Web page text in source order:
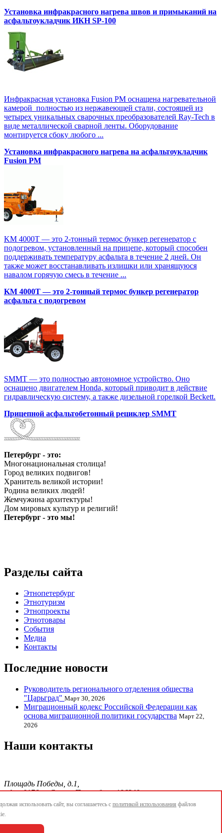
Установка инфракрасного нагрева швов и примыканий на
асфальтоукладчик ИКН SP-100
Инфракрасная установка Fusion PM оснащена нагревательной
камерой полностью из нержавеющей стали, состоящей из
четырех уникальных сварочных преобразователей Ray-Tech в
виде металлической сварной ленты. Оборудование
монтируется сбоку любого ...
Установка инфракрасного нагрева на асфальтоукладчик
Fusion PM
KM 4000T — это 2-тонный термос бункер регенератор с
подогревом, установленный на прицепе, который способен
поддерживать температуру асфальта в течение 2 дней. Он
также может восстанавливать излишки или хранящуюся
навалом горячую смесь в течение ...
KM 4000T — это 2-тонный термос бункер регенератор
асфальта с подогревом
SMMT — это полностью автономное устройство. Оно
оснащено двигателем Honda, который приводит в действие
гидравлическую систему, а также дизельной горелкой Beckett.
Прицепной асфальтобетонный рециклер SMMT
Петербург - это:
Многонациональная столица!
Город великих подвигов!
Хранитель великой истории!
Родина великих людей!
Жемчужина архитектуры!
Дом мировых культур и религий!
Петербург - это мы!
Разделы сайта
Этнопетербург
Этнотуризм
Этнопроекты
Этнотовары
События
Медиа
Контакты
Последние новости
Руководитель регионального отделения общества
"Царьград" Март 30, 2026
Миграционный кодекс Российской Федерации как
основа миграционной политики государства Март 22,
2026
Наши контакты
Площадь Победы, д.1,
офис 0176, г. Санкт-Петербург, 196240
тел./факс.:+7 904 856-09-12;
использовать сайт, вы соглашаетесь с политикой использования файлов